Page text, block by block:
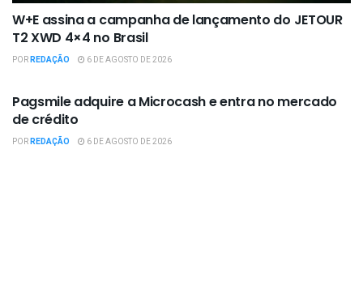
W+E assina a campanha de lançamento do JETOUR
T2 XWD 4×4 no Brasil
PORREDAÇÃO 6 DE AGOSTO DE 2026
Pagsmile adquire a Microcash e entra no mercado
de crédito
PORREDAÇÃO 6 DE AGOSTO DE 2026